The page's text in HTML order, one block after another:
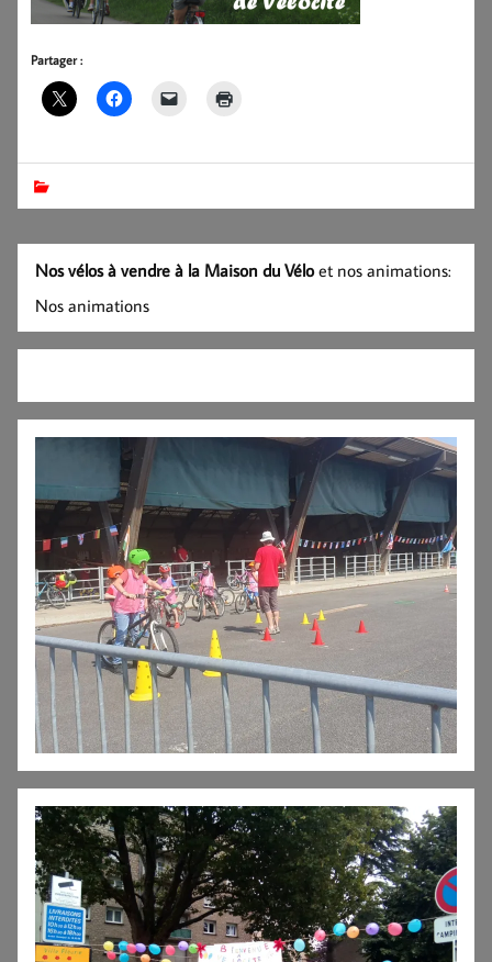
Partager :
Nos vélos à vendre à la Maison du Véloet nos animations:
Nos animations